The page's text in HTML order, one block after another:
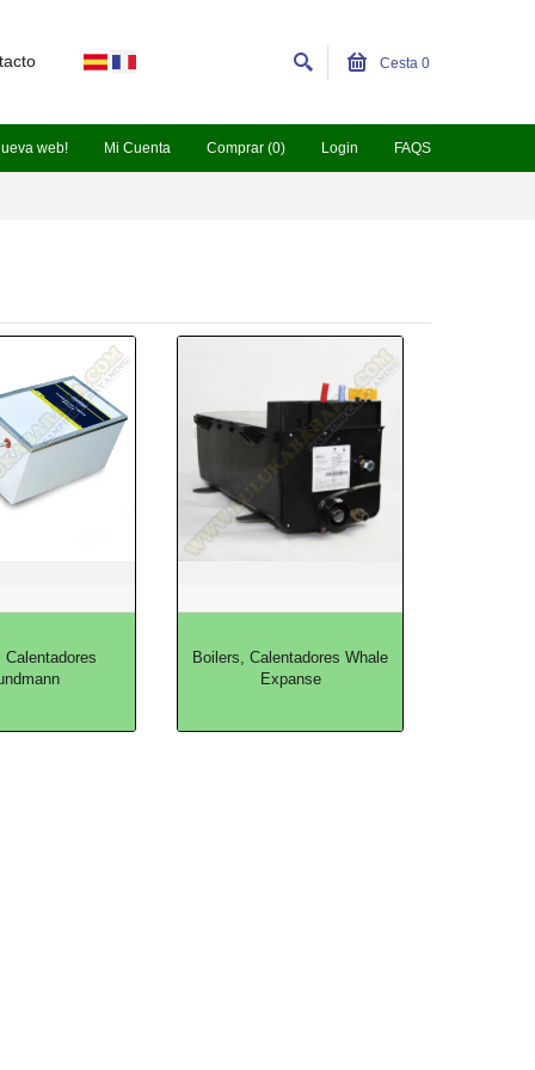
web! Mi Cuenta Comprar (0) Login FAQS
Cesta 0
Calentadores
Boilers, Calentadores Whale
Expanse